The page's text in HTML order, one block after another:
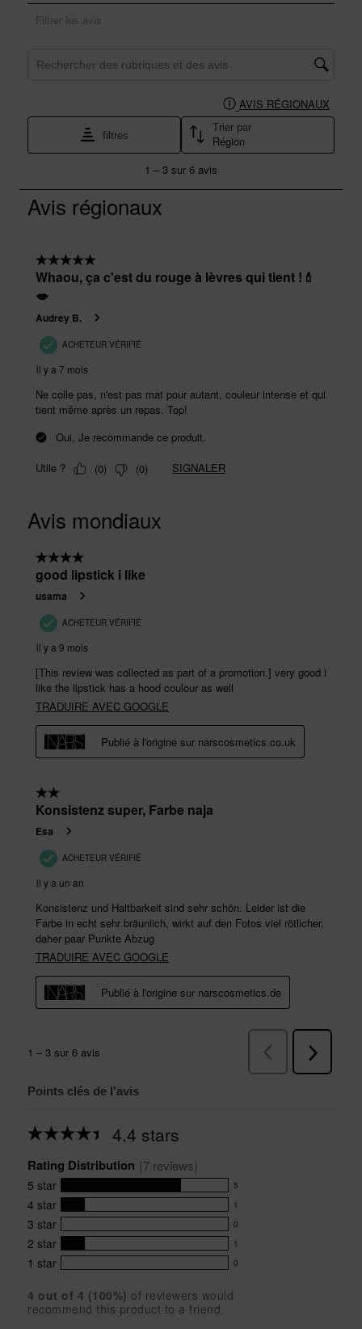
Points clés de l'avis
4.4 stars
Average
for
this
product:
4.4
out
of
5
stars
Rating Distribution (7 reviews)
5 star 5
5
reviews
with
5
star
rating.
4 star 1
1
reviews
with
4
rating.
3 star 0
0
reviews
with
star
rating.
2 star 1
1
reviews
2
star
1 star 0
0
reviews
with
1
4 out of 4 (100%) of reviewers would
recommend this product to a friend.